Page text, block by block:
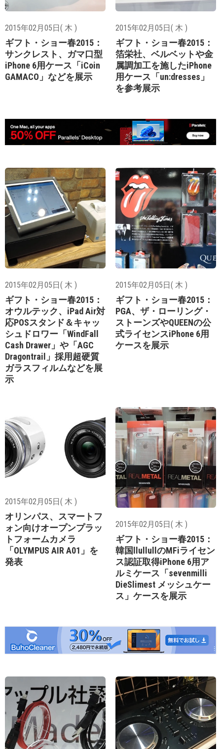
2015年02月05日( 木 )
ギフト・ショー春2015：
サンクレスト、ガマ口型
iPhone 6用ケース「iCoin
GAMACO」などを展示
2015年02月05日( 木 )
ギフト・ショー春2015：
箔栄社、ベルベットや金
属調加工を施したiPhone
用ケース「un:dresses」
を参考展示
2015年02月05日( 木 )
ギフト・ショー春2015：
オウルテック、iPad Air対
応POSスタンド＆キャッ
シュドロワー「WindFall
Cash Drawer」や「AGC
Dragontrail」採用超硬質
ガラスフィルムなどを展
示
2015年02月05日( 木 )
ギフト・ショー春2015：
PGA、ザ・ローリング・
ストーンズやQUEENの公
式ライセンスiPhone 6用
ケースを展示
2015年02月05日( 木 )
オリンパス、スマートフ
ォン向けオープンプラッ
トフォームカメラ
「OLYMPUS AIR A01」を
発表
2015年02月05日( 木 )
ギフト・ショー春2015：
韓国llullullのMFiライセン
ス認証取得iPhone 6用ア
ルミケース「sevenmilli
DieSlimest メッシュケー
ス」ケースを展示